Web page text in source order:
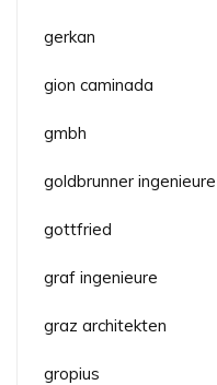
gerkan
gion caminada
gmbh
goldbrunner ingenieure
gottfried
graf ingenieure
graz architekten
gropius